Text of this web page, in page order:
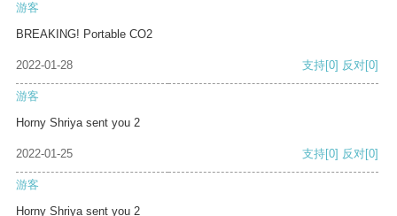
游客
BREAKING! Portable CO2
2022-01-28 支持[0] 反对[0]
游客
Horny Shriya sent you 2
2022-01-25 支持[0] 反对[0]
游客
Horny Shriya sent you 2